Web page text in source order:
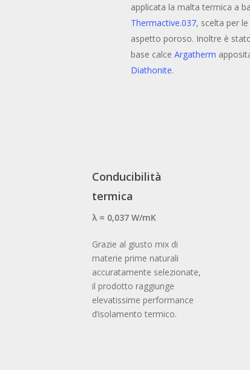
applicata la malta termica a
Thermactive.037, scelta per
aspetto poroso. Inoltre è
base calce Argatherm
Diathonite.
Conducibilità
termica
λ = 0,037 W/mK
Grazie al giusto mix di
materie prime naturali
accuratamente selezionate,
il prodotto raggiunge
elevatissime performance
d’isolamento termico.